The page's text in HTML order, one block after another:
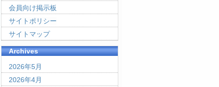
会員向け掲示板
サイトポリシー
サイトマップ
Archives
2026年5月
2026年4月